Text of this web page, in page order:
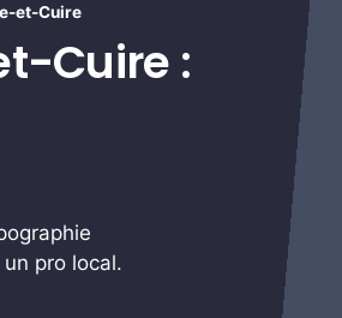
et-Cuire
Cuire :
pro local.